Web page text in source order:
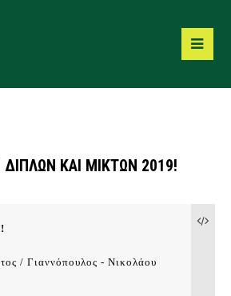
ΚΑΙ ΜΙΚΤΩΝ 2019!
/ Γιαννόπουλος - Νικολάου